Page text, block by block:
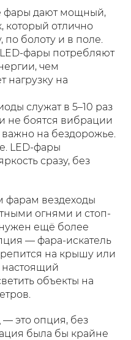
фары дают мощный,
который отлично
по болоту и в поле.
фары потребляют
чем
нагрузку на
служат в 5–10 раз
не боятся вибрации
на бездорожье.
LED-фары
сразу, без
фарам вездеходы
огнями и стоп-
ещё более
— фара-искатель
на крышу или
объекты на
— это опция, без
была бы крайне